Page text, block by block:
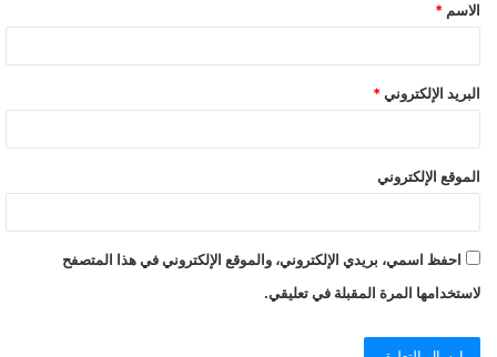
الاسم *
البريد الإلكتروني *
الموقع الإلكتروني
احفظ اسمي، بريدي الإلكتروني، والموقع الإلكتروني في هذا المتصفح
لاستخدامها المرة المقبلة في تعليقي.